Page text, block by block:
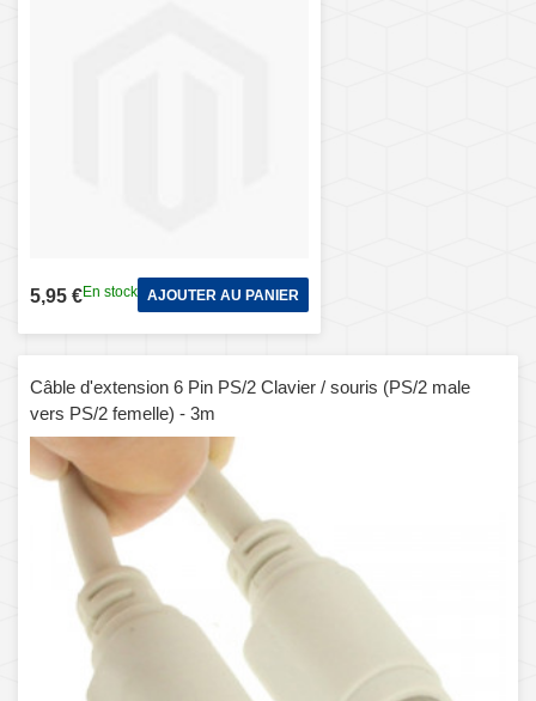
5,95 €En stock AJOUTER AU PANIER
Câble d'extension 6 Pin PS/2 Clavier / souris (PS/2 male
vers PS/2 femelle) - 3m